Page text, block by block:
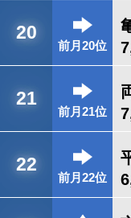
20
前月20位
21
前月21位
22
前月22位